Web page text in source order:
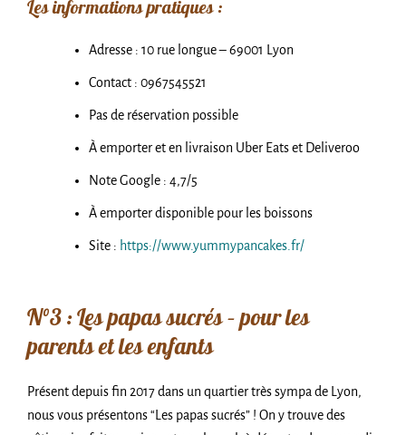
Les informations pratiques :
Adresse : 10 rue longue – 69001 Lyon
Contact : 0967545521
Pas de réservation possible
À emporter et en livraison Uber Eats et Deliveroo
Note Google : 4,7/5
À emporter disponible pour les boissons
Site : https://www.yummypancakes.fr/
N°3 : Les papas sucrés – pour les
parents et les enfants
Présent depuis fin 2017 dans un quartier très sympa de Lyon,
nous vous présentons “Les papas sucrés” ! On y trouve des